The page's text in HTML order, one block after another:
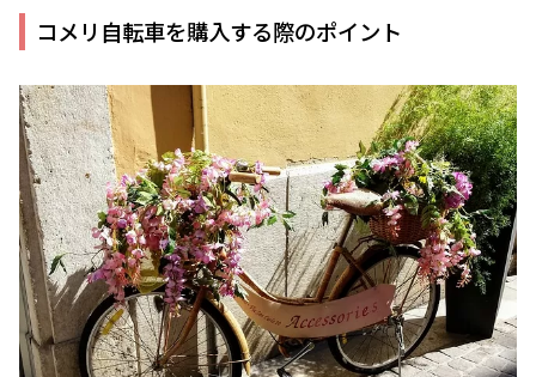
コメリ自転車を購入する際のポイント